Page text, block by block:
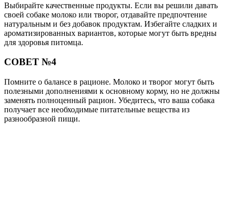
Выбирайте качественные продукты. Если вы решили давать
своей собаке молоко или творог, отдавайте предпочтение
натуральным и без добавок продуктам. Избегайте сладких и
ароматизированных вариантов, которые могут быть вредны
для здоровья питомца.
СОВЕТ №4
Помните о балансе в рационе. Молоко и творог могут быть
полезными дополнениями к основному корму, но не должны
заменять полноценный рацион. Убедитесь, что ваша собака
получает все необходимые питательные вещества из
разнообразной пищи.